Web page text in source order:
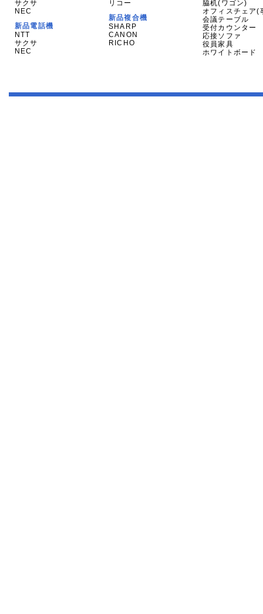
サクサ
NEC
新品電話機
NTT
サクサ
NEC
リコー
新品複合機
SHARP
CANON
RICHO
脇机(ワゴン)
オフィスチェア(
会議テーブル
受付カウンター
応接ソファ
役員家具
ホワイトボード